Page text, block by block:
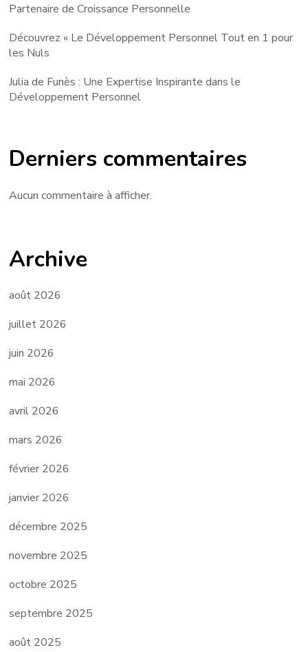
Partenaire de Croissance Personnelle
Découvrez « Le Développement Personnel Tout en 1 pour
les Nuls
Julia de Funès : Une Expertise Inspirante dans le
Développement Personnel
Derniers commentaires
Aucun commentaire à afficher.
Archive
août 2026
juillet 2026
juin 2026
mai 2026
avril 2026
mars 2026
février 2026
janvier 2026
décembre 2025
novembre 2025
octobre 2025
septembre 2025
août 2025